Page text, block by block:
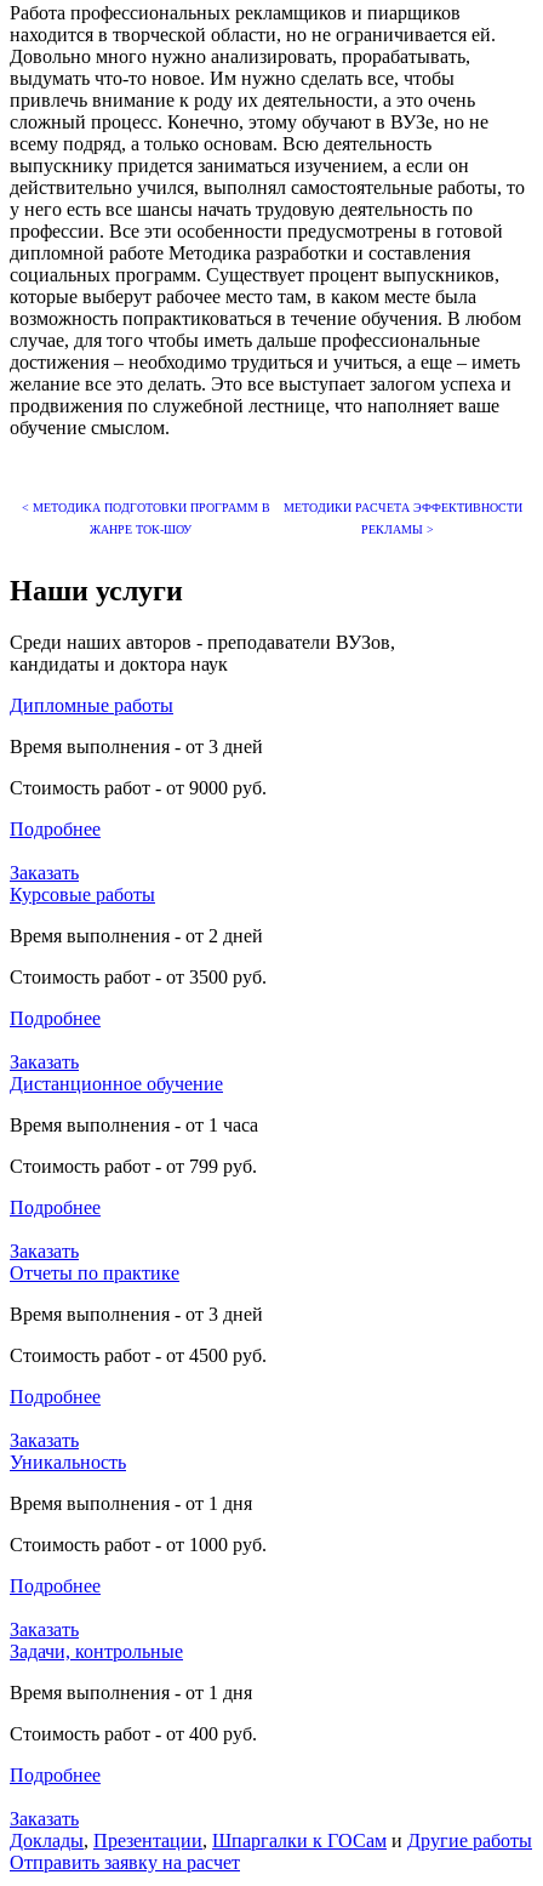
Работа профессиональных рекламщиков и пиарщиков
находится в творческой области, но не ограничивается ей.
Довольно много нужно анализировать, прорабатывать,
выдумать что-то новое. Им нужно сделать все, чтобы
привлечь внимание к роду их деятельности, а это очень
сложный процесс. Конечно, этому обучают в ВУЗе, но не
всему подряд, а только основам. Всю деятельность
выпускнику придется заниматься изучением, а если он
действительно учился, выполнял самостоятельные работы, то
у него есть все шансы начать трудовую деятельность по
профессии. Все эти особенности предусмотрены в готовой
дипломной работе Методика разработки и составления
социальных программ. Существует процент выпускников,
которые выберут рабочее место там, в каком месте была
возможность попрактиковаться в течение обучения. В любом
случае, для того чтобы иметь дальше профессиональные
достижения – необходимо трудиться и учиться, а еще – иметь
желание все это делать. Это все выступает залогом успеха и
продвижения по служебной лестнице, что наполняет ваше
обучение смыслом.
< МЕТОДИКА ПОДГОТОВКИ ПРОГРАММ В
ЖАНРЕ ТОК-ШОУ
МЕТОДИКИ РАСЧЕТА ЭФФЕКТИВНОСТИ
РЕКЛАМЫ >
Наши услуги
Среди наших авторов - преподаватели ВУЗов,
кандидаты и доктора наук
Дипломные работы
Время выполнения - от 3 дней
Стоимость работ - от 9000 руб.
Подробнее
Заказать
Курсовые работы
Время выполнения - от 2 дней
Стоимость работ - от 3500 руб.
Подробнее
Заказать
Дистанционное обучение
Время выполнения - от 1 часа
Стоимость работ - от 799 руб.
Подробнее
Заказать
Отчеты по практике
Время выполнения - от 3 дней
Стоимость работ - от 4500 руб.
Подробнее
Заказать
Уникальность
Время выполнения - от 1 дня
Стоимость работ - от 1000 руб.
Подробнее
Заказать
Задачи, контрольные
Время выполнения - от 1 дня
Стоимость работ - от 400 руб.
Подробнее
Заказать
Доклады, Презентации, Шпаргалки к ГОСам и Другие работы
Отправить заявку на расчет